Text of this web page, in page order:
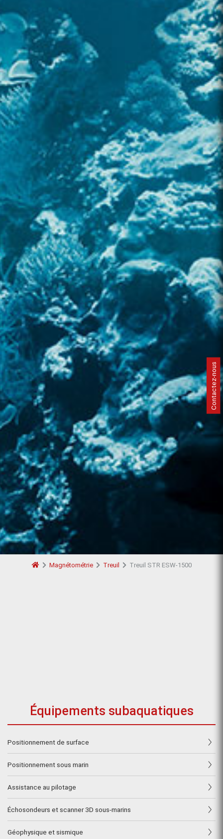
Magnétométrie Treuil Treuil STR ESW-1500
Équipements subaquatiques
Positionnement de surface
Positionnement sous marin
Assistance au pilotage
Échosondeurs et scanner 3D sous-marins
Géophysique et sismique
Contactez-nous